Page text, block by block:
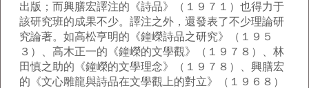
出版；而興膳宏譯注的《詩品》（１９７１）也得力于
該研究班的成果不少。譯注之外，還發表了不少理論研
究論著。如高松亨明的《鐘嶸詩品之研究》（１９５
３）、高木正一的《鐘嶸的文學觀》（１９７８）、林
田慎之助的《鐘嶸的文學理念》（１９７８）、興膳宏
的《文心雕龍與詩品在文學觀上的對立》（１９６８）